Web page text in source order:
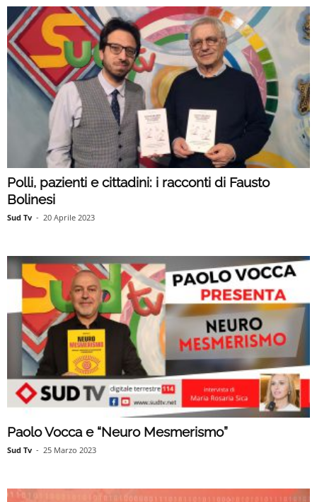
Polli, pazienti e cittadini: i racconti di Fausto
Bolinesi
Sud Tv - 20 Aprile 2023
Paolo Vocca e “Neuro Mesmerismo”
Sud Tv - 25 Marzo 2023